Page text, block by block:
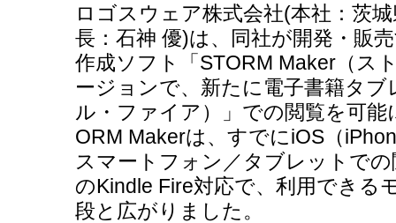
ロゴスウェア株式会社(本社：茨
長：石神 優)は、同社が開発・販
作成ソフト「STORM Maker（ス
ージョンで、新たに電子書籍タ
ル・ファイア）」での閲覧を可
ORM Makerは、すでにiOS（
スマートフォン／タブレットで
のKindle Fire対応で、利用できる
段と広がりました。